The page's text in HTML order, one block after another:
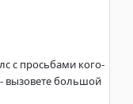
с просьбами кого-
вызовете большой